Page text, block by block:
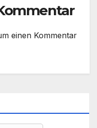
einen Kommentar